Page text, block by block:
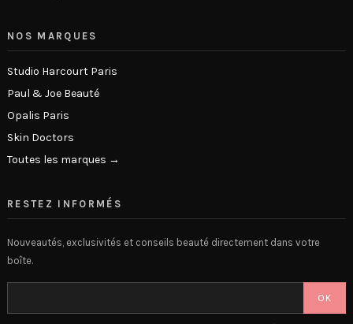
NOS MARQUES
Studio Harcourt Paris
Paul & Joe Beauté
Opalis Paris
Skin Doctors
Toutes les marques →
RESTEZ INFORMÉS
Nouveautés, exclusivités et conseils beauté directement dans votre
boîte.
OK